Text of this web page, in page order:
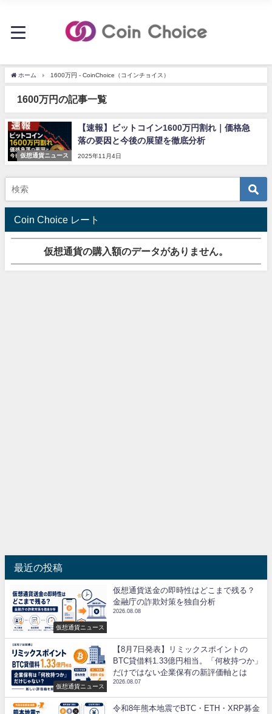
ホーム 1600万円 - CoinChoice（コインチョイス）
1600万円の記事一覧
仮想通貨ニュース
【速報】ビットコイン1600万円割れ｜価格急
落の要因と今後の展望を徹底分析
2025年11月4日
Coin Choice レート
仮想通貨の購入額のデータがありません。
最近の投稿
仮想通貨ニュース
仮想通貨送金の即時性はどこまで残る？
金融庁の詐欺対策を独自分析
2026.08.08
仮想通貨ニュース
【8月7日発表】リミックスポイントの
BTC貸借料1.33億円相当。「何枚持つか」
だけではない企業保有の新評価軸とは
2026.08.07
令和8年熊本地震でBTC・ETH・XRP募金